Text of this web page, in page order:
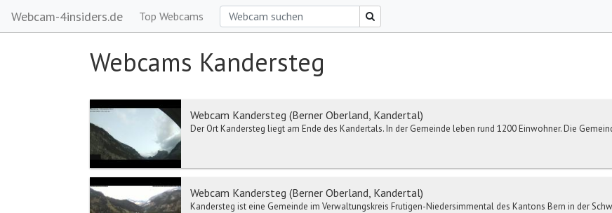
Webcam-4insiders.de Top Webcams
Webcams Kandersteg
Webcam Kandersteg (Berner Oberland, Kandertal)
Der Ort Kandersteg liegt am Ende des Kandertals. In der Gemeinde leben rund 1200 Einwohner. Die
Webcam Kandersteg (Berner Oberland, Kandertal)
Kandersteg ist eine Gemeinde im Verwaltungskreis Frutigen-Niedersimmental des Kantons Bern in der